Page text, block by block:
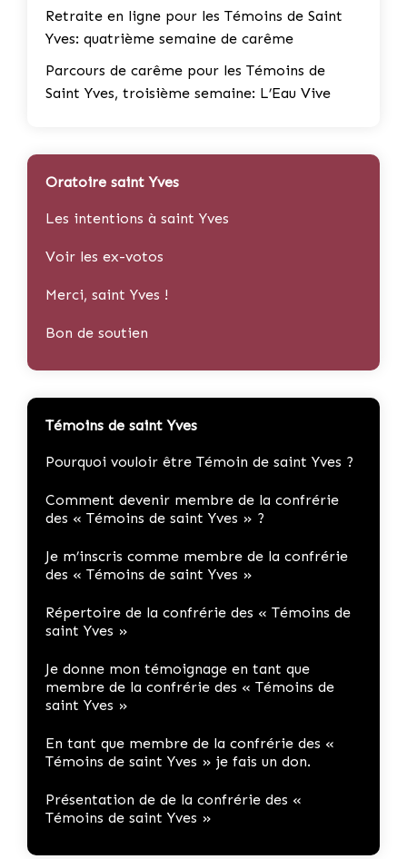
Retraite en ligne pour les Témoins de Saint
Yves: quatrième semaine de carême
Parcours de carême pour les Témoins de
Saint Yves, troisième semaine: L’Eau Vive
Oratoire saint Yves
Les intentions à saint Yves
Voir les ex-votos
Merci, saint Yves !
Bon de soutien
Témoins de saint Yves
Pourquoi vouloir être Témoin de saint Yves ?
Comment devenir membre de la confrérie
des « Témoins de saint Yves » ?
Je m’inscris comme membre de la confrérie
des « Témoins de saint Yves »
Répertoire de la confrérie des « Témoins de
saint Yves »
Je donne mon témoignage en tant que
membre de la confrérie des « Témoins de
saint Yves »
En tant que membre de la confrérie des «
Témoins de saint Yves » je fais un don.
Présentation de de la confrérie des «
Témoins de saint Yves »